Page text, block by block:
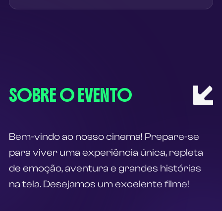
SOBRE O EVENTO
Bem-vindo ao nosso cinema! Prepare-se
para viver uma experiência única, repleta
de emoção, aventura e grandes histórias
na tela. Desejamos um excelente filme!